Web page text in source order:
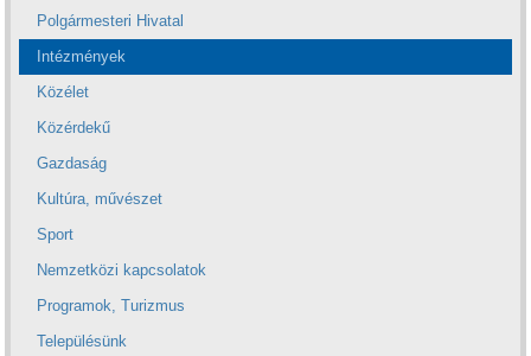
Polgármesteri Hivatal
Intézmények
Közélet
Közérdekű
Gazdaság
Kultúra, művészet
Sport
Nemzetközi kapcsolatok
Programok, Turizmus
Településünk